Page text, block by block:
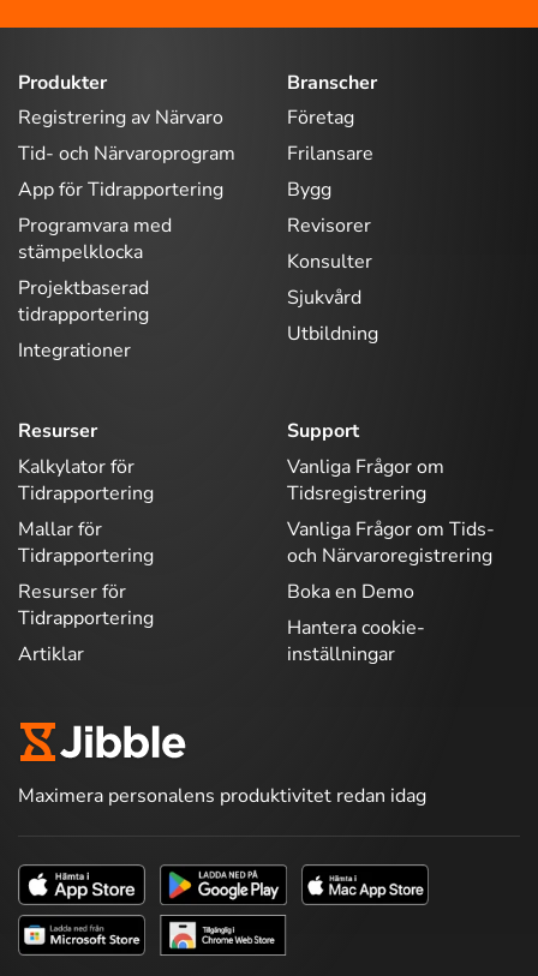
Produkter
Registrering av Närvaro
Tid- och Närvaroprogram
App för Tidrapportering
Programvara med
stämpelklocka
Projektbaserad
tidrapportering
Integrationer
Branscher
Företag
Frilansare
Bygg
Revisorer
Konsulter
Sjukvård
Utbildning
Resurser
Kalkylator för
Tidrapportering
Mallar för
Tidrapportering
Resurser för
Tidrapportering
Artiklar
Support
Vanliga Frågor om
Tidsregistrering
Vanliga Frågor om Tids-
och Närvaroregistrering
Boka en Demo
Hantera cookie-
inställningar
Maximera personalens produktivitet redan idag